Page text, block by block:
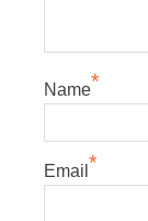
Name*
Email *